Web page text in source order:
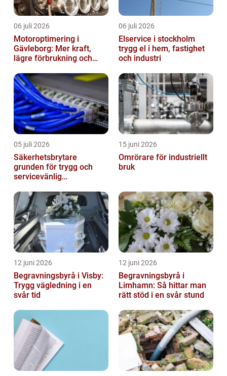
06 juli 2026
Motoroptimering i
Gävleborg: Mer kraft,
lägre förbrukning och
06 juli 2026
Elservice i stockholm
trygg el i hem, fastighet
och industri
05 juli 2026
Säkerhetsbrytare
grunden för trygg och
servicevänlig
15 juni 2026
Omrörare för industriellt
bruk
12 juni 2026
Begravningsbyrå i Visby:
Trygg vägledning i en
svår tid
12 juni 2026
Begravningsbyrå i
Limhamn: Så hittar man
rätt stöd i en svår stund